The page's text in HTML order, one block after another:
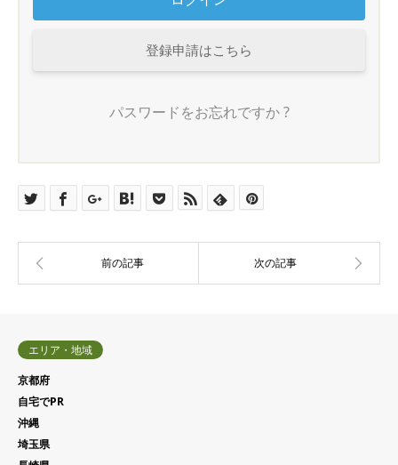
登録申請はこちら
パスワードをお忘れですか ?
エリア・地域
京都府
自宅でPR
沖縄
埼玉県